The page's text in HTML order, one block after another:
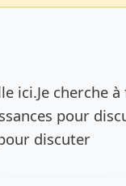
de
ici.Je cherche
pour
discuter